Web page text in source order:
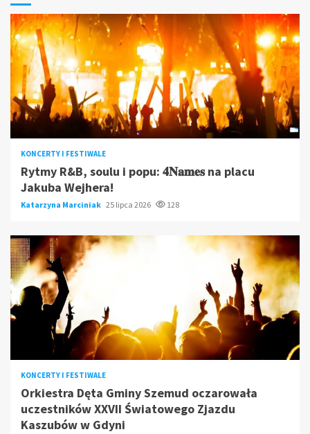
KONCERTY I FESTIWALE
Rytmy R&B, soulu i popu: 𝟒𝐍𝐚𝐦𝐞𝐬 na placu
Jakuba Wejhera!
Katarzyna Marciniak 25 lipca 2026 128
KONCERTY I FESTIWALE
Orkiestra Dęta Gminy Szemud oczarowała
uczestników XXVII Światowego Zjazdu
Kaszubów w Gdyni